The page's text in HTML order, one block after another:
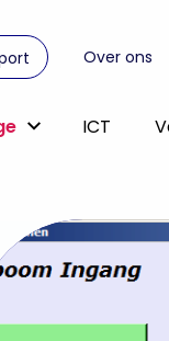
Over ons
ICT